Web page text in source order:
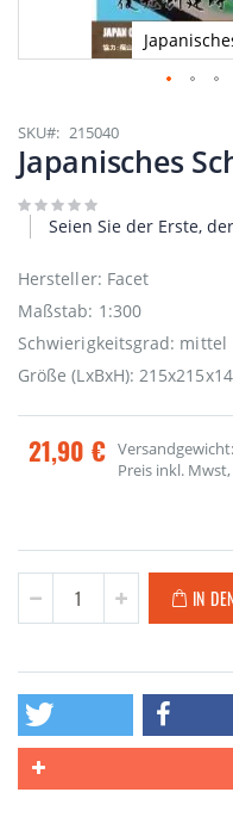
Anfang
der
Bildgalerie
SKU 215040
Japanisches
Seien Sie der Erste,
Hersteller: Facet
Maßstab: 1:300
Schwierigkeitsgrad: mittel
Größe (LxBxH):
21,90 €
Preis inkl. Mwst,
IN